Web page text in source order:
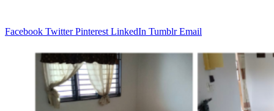
Facebook Twitter Pinterest LinkedIn Tumblr Email